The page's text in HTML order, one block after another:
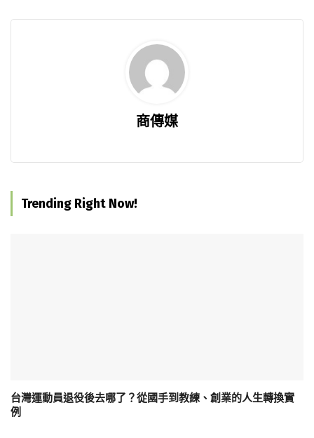
商傳媒
Trending Right Now!
台灣運動員退役後去哪了？從國手到教練、創業的人生轉換實
例